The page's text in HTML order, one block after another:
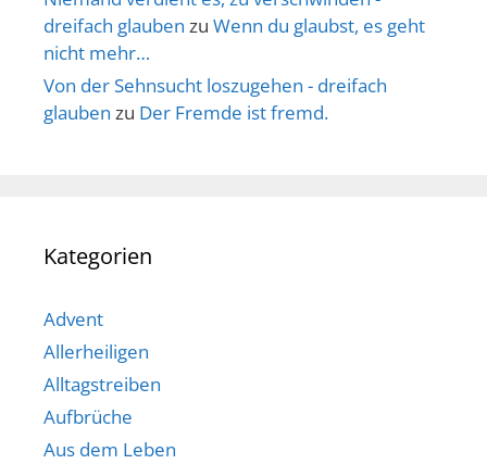
dreifach glauben zu Wenn du glaubst, es geht
nicht mehr…
Von der Sehnsucht loszugehen - dreifach
glauben zu Der Fremde ist fremd.
Kategorien
Advent
Allerheiligen
Alltagstreiben
Aufbrüche
Aus dem Leben